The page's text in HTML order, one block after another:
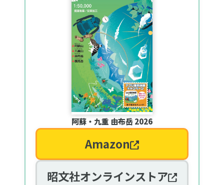
阿蘇・九重 由布岳 2026
Amazon
昭文社オンラインストア